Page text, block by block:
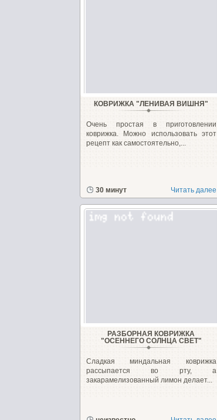
КОВРИЖКА "ЛЕНИВАЯ ВИШНЯ"
Очень простая в приготовлении
коврижка. Можно использовать этот
рецепт как самостоятельно,...
30 минут Читать далее
РАЗБОРНАЯ КОВРИЖКА
"ОСЕННЕГО СОЛНЦА СВЕТ"
Сладкая миндальная коврижка
рассыпается во рту, а
закарамелизованный лимон делает...